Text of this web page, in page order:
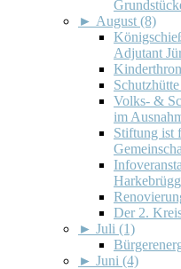
► August (8)
Adjutant
Volks- &
im
Stiftung ist
Der 2.
► Juli (1)
► Juni (4)